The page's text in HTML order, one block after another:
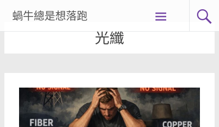
content
蝸牛總是想落跑
光纖